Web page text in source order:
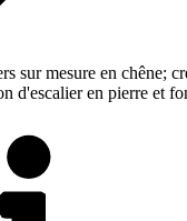
sur mesure en chêne;
d'escalier en pierre et